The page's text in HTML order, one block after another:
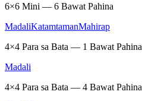
6×6 Mini — 6 Bawat Pahina
MadaliKatamtamanMahirap
4×4 Para sa Bata — 1 Bawat Pahina
Madali
4×4 Para sa Bata — 4 Bawat Pahina